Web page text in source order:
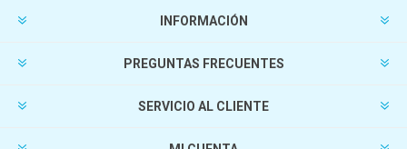
INFORMACIÓN
PREGUNTAS FRECUENTES
SERVICIO AL CLIENTE